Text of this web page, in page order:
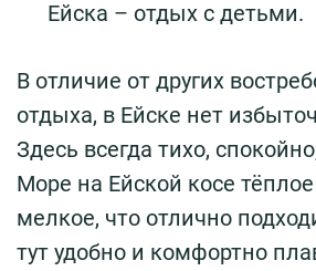
Ейска – отдых с детьми.
В отличие от других
отдыха, в Ейске нет
Здесь всегда тихо,
Море на Ейской косе
мелкое, что отлично
тут удобно и комфортно